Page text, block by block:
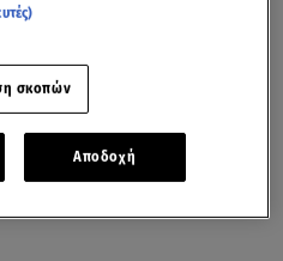
σκοπών
Αποδοχή